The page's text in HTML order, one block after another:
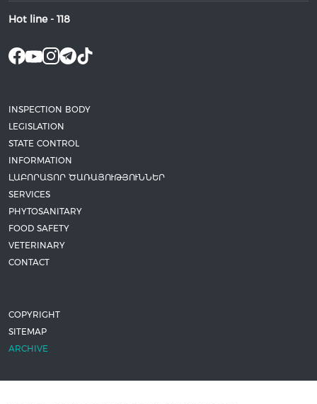
Hot line - 118
INSPECTION BODY
LEGISLATION
STATE CONTROL
INFORMATION
ԼԱԲՈՐԱՏՈՐ ԾԱՌԱՅՈՒԹՅՈՒՆՆԵՐ
SERVICES
PHYTOSANITARY
FOOD SAFETY
VETERINARY
CONTACT
COPYRIGHT
SITEMAP
ARCHIVE